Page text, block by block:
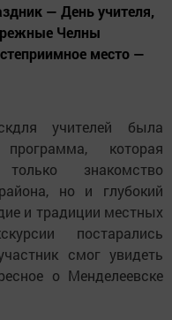
— День учителя,
Челны
место —
учителей была
которая
знакомство
но и глубокий
и традиции местных
постарались
смог увидеть
о Менделеевске